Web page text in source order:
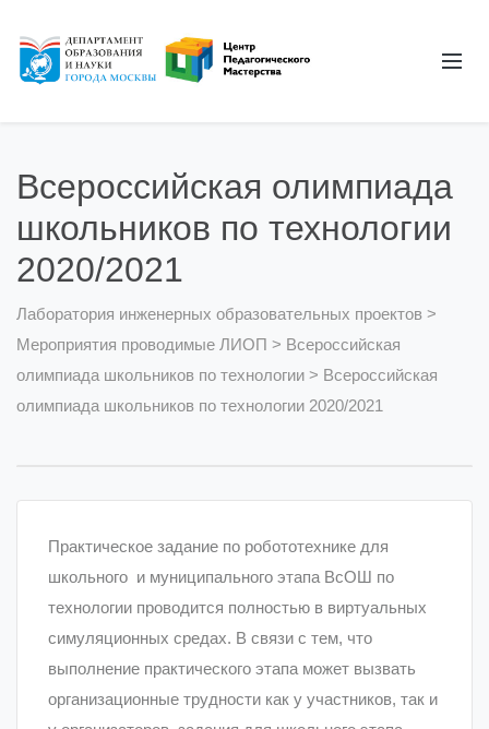
Всероссийская олимпиада
школьников по технологии
2020/2021
Лаборатория инженерных образовательных проектов >
Мероприятия проводимые ЛИОП > Всероссийская
олимпиада школьников по технологии > Всероссийская
олимпиада школьников по технологии 2020/2021
Практическое задание по робототехнике для
школьного и муниципального этапа ВсОШ по
технологии проводится полностью в виртуальных
симуляционных средах. В связи с тем, что
выполнение практического этапа может вызвать
организационные трудности как у участников, так и